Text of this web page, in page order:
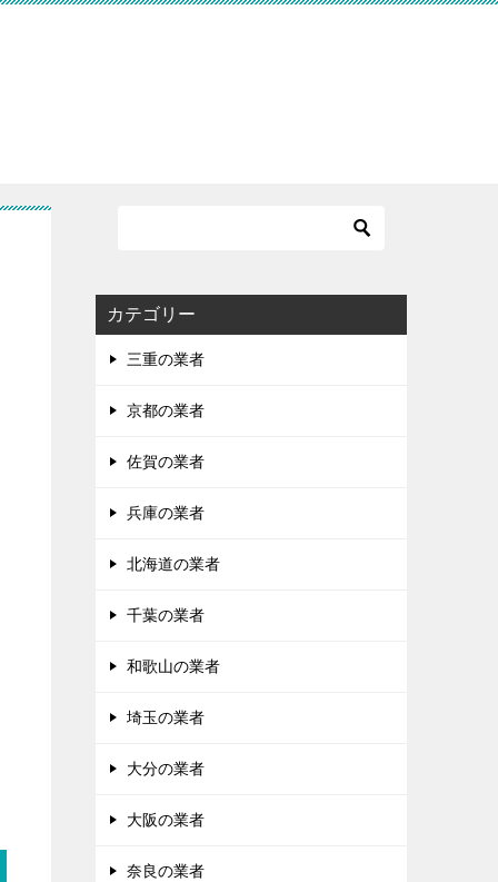
カテゴリー
三重の業者
京都の業者
佐賀の業者
兵庫の業者
北海道の業者
千葉の業者
和歌山の業者
埼玉の業者
大分の業者
大阪の業者
奈良の業者